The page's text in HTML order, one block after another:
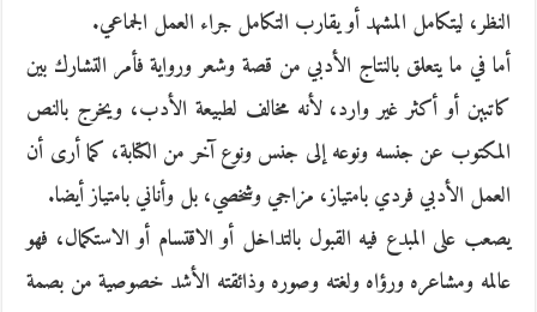
النظر، ليتكامل المشهد أو يقارب التكامل جراء العمل الجماعي.
أما في ما يتعلق بالنتاج الأدبي من قصة وشعر ورواية فأمر التشارك بين
كاتبين أو أكثر غير وارد، لأنه مخالف لطبيعة الأدب، ويخرج بالنص
المكتوب عن جنسه ونوعه إلى جنس ونوع آخر من الكتابة، كما أرى أن
العمل الأدبي فردي بامتياز، مزاجي وشخصي، بل وأناني بامتياز أيضا.
يصعب على المبدع فيه القبول بالتداخل أو الاقتسام أو الاستكمال، فهو
عالمه ومشاعره ورؤاه ولغته وصوره وذائقته الأشد خصوصية من بصمة